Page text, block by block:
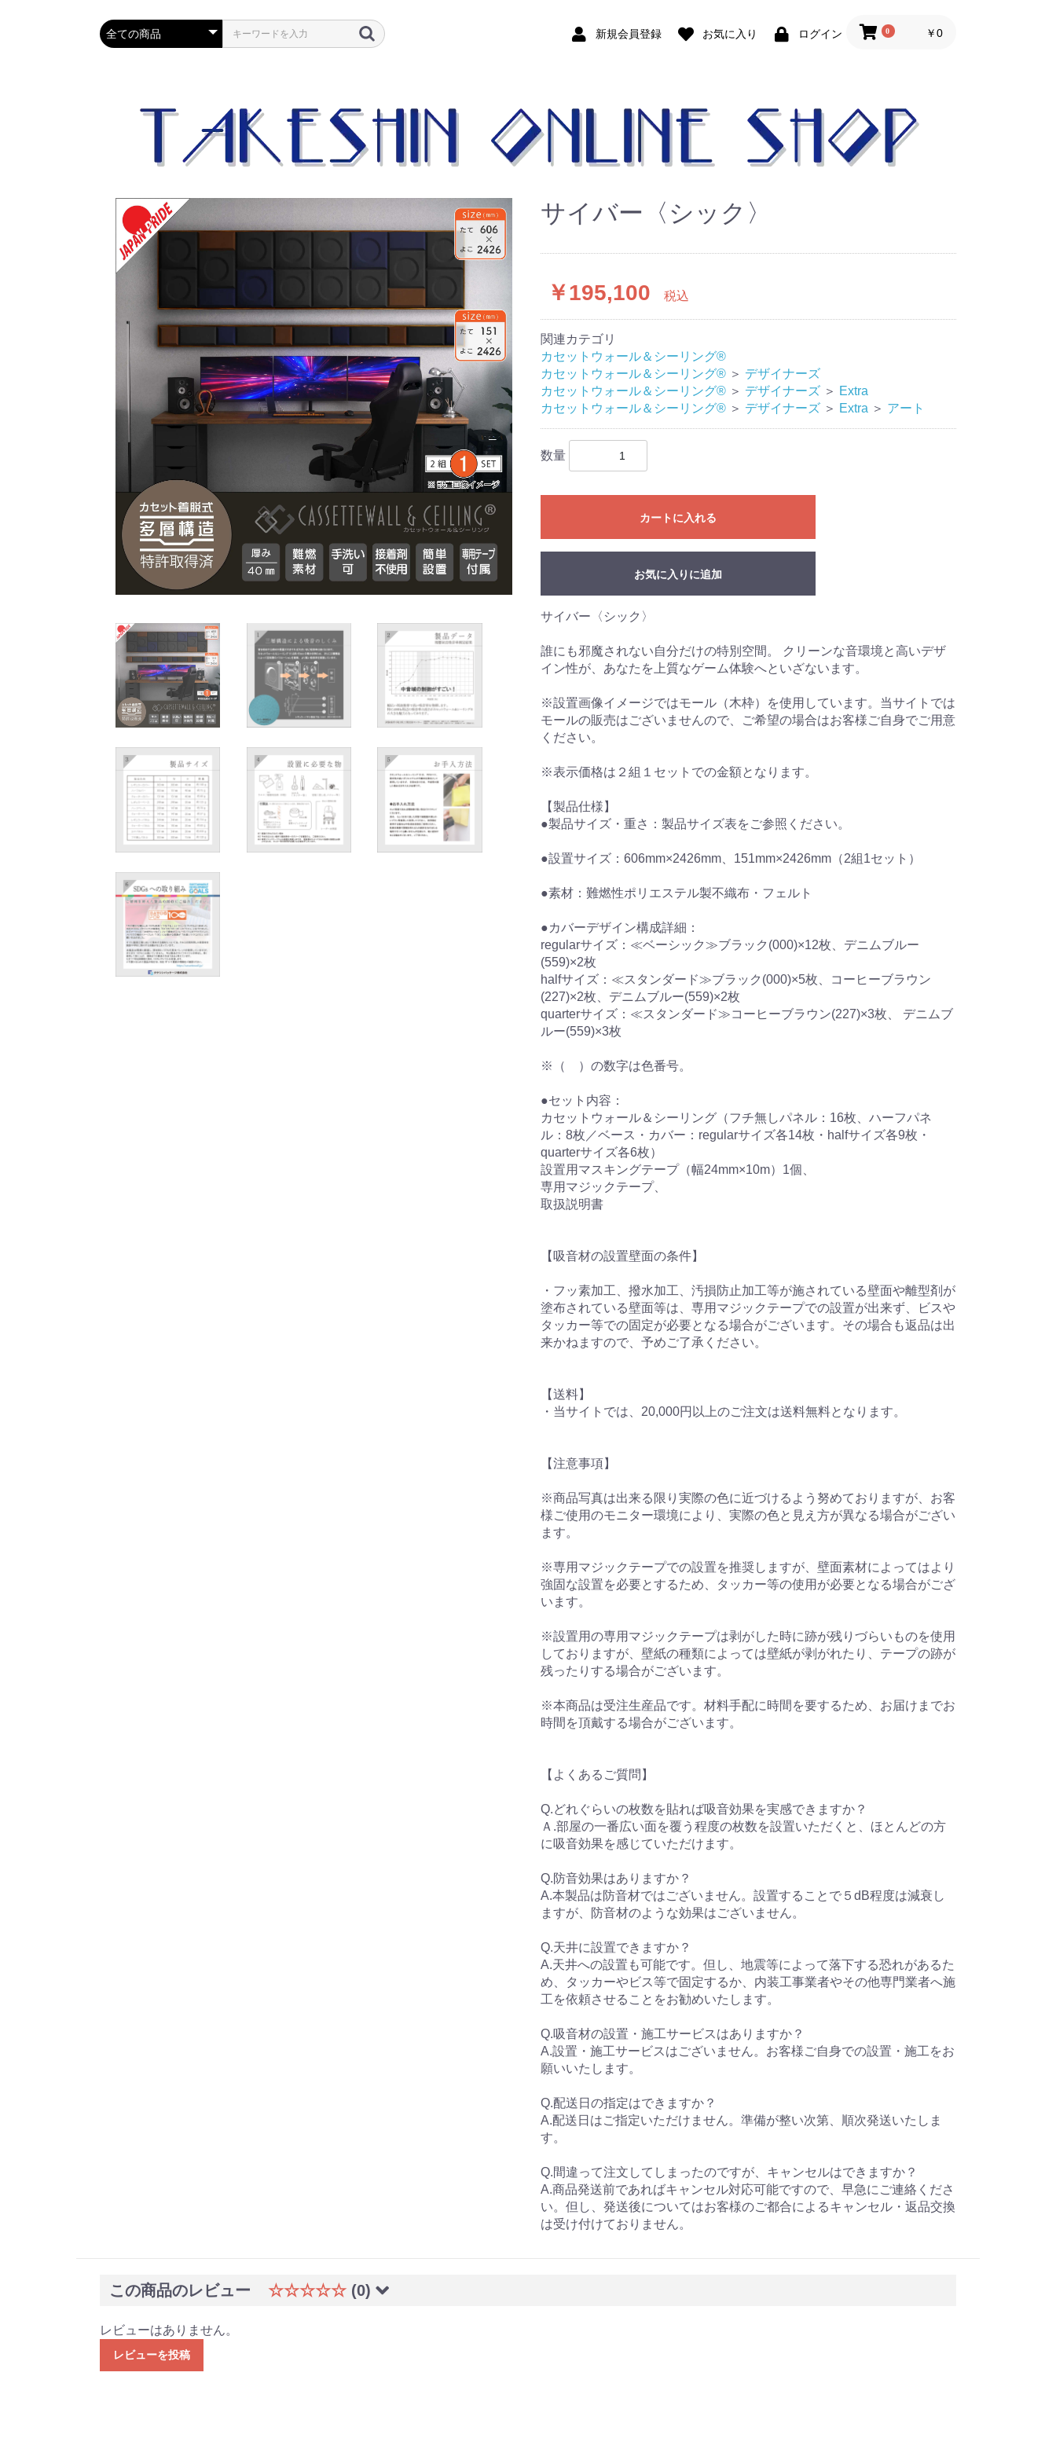
新規会員登録 お気に入り ログイン 0 ￥0
サイバー〈シック〉
￥195,100 税込
関連カテゴリ
カセットウォール＆シーリング®
カセットウォール＆シーリング® ＞ デザイナーズ
カセットウォール＆シーリング® ＞ デザイナーズ ＞ Extra
カセットウォール＆シーリング® ＞ デザイナーズ ＞ Extra ＞ アート
数量
カートに入れる
お気に入りに追加
サイバー〈シック〉
誰にも邪魔されない自分だけの特別空間。 クリーンな音環境と高いデザ
イン性が、あなたを上質なゲーム体験へといざないます。
※設置画像イメージではモール（木枠）を使用しています。当サイトでは
モールの販売はございませんので、ご希望の場合はお客様ご自身でご用意
ください。
※表示価格は２組１セットでの金額となります。
【製品仕様】
●製品サイズ・重さ：製品サイズ表をご参照ください。
●設置サイズ：606mm×2426mm、151mm×2426mm（2組1セット）
●素材：難燃性ポリエステル製不織布・フェルト
●カバーデザイン構成詳細：
regularサイズ：≪ベーシック≫ブラック(000)×12枚、デニムブルー
(559)×2枚
halfサイズ：≪スタンダード≫ブラック(000)×5枚、コーヒーブラウン
(227)×2枚、デニムブルー(559)×2枚
quarterサイズ：≪スタンダード≫コーヒーブラウン(227)×3枚、 デニムブ
ルー(559)×3枚
※（ ）の数字は色番号。
●セット内容：
カセットウォール＆シーリング（フチ無しパネル：16枚、ハーフパネ
ル：8枚／ベース・カバー：regularサイズ各14枚・halfサイズ各9枚・
quarterサイズ各6枚）
設置用マスキングテープ（幅24mm×10m）1個、
専用マジックテープ、
取扱説明書
【吸音材の設置壁面の条件】
・フッ素加工、撥水加工、汚損防止加工等が施されている壁面や離型剤が
塗布されている壁面等は、専用マジックテープでの設置が出来ず、ビスや
タッカー等での固定が必要となる場合がございます。その場合も返品は出
来かねますので、予めご了承ください。
【送料】
・当サイトでは、20,000円以上のご注文は送料無料となります。
【注意事項】
※商品写真は出来る限り実際の色に近づけるよう努めておりますが、お客
様ご使用のモニター環境により、実際の色と見え方が異なる場合がござい
ます。
※専用マジックテープでの設置を推奨しますが、壁面素材によってはより
強固な設置を必要とするため、タッカー等の使用が必要となる場合がござ
います。
※設置用の専用マジックテープは剥がした時に跡が残りづらいものを使用
しておりますが、壁紙の種類によっては壁紙が剥がれたり、テープの跡が
残ったりする場合がございます。
※本商品は受注生産品です。材料手配に時間を要するため、お届けまでお
時間を頂戴する場合がございます。
【よくあるご質問】
Q.どれぐらいの枚数を貼れば吸音効果を実感できますか？
Ａ.部屋の一番広い面を覆う程度の枚数を設置いただくと、ほとんどの方
に吸音効果を感じていただけます。
Q.防音効果はありますか？
A.本製品は防音材ではございません。設置することで５dB程度は減衰し
ますが、防音材のような効果はございません。
Q.天井に設置できますか？
A.天井への設置も可能です。但し、地震等によって落下する恐れがあるた
め、タッカーやビス等で固定するか、内装工事業者やその他専門業者へ施
工を依頼させることをお勧めいたします。
Q.吸音材の設置・施工サービスはありますか？
A.設置・施工サービスはございません。お客様ご自身での設置・施工をお
願いいたします。
Q.配送日の指定はできますか？
A.配送日はご指定いただけません。準備が整い次第、順次発送いたしま
す。
Q.間違って注文してしまったのですが、キャンセルはできますか？
A.商品発送前であればキャンセル対応可能ですので、早急にご連絡くださ
い。但し、発送後についてはお客様のご都合によるキャンセル・返品交換
は受け付けておりません。
この商品のレビュー ☆☆☆☆☆ (0)
レビューはありません。
レビューを投稿